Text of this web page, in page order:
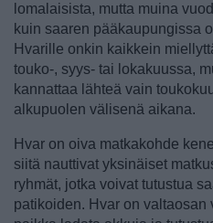
lomalaisista, mutta muina
kuin saaren pääkaupungissa
Hvarille onkin kaikkein
touko-, syys- tai lokakuussa,
kannattaa lähteä vain
alkupuolen välisenä aikana.
Hvar on oiva matkakohde
siitä nauttivat yksinäiset
ryhmät, jotka voivat tutustua
patikoiden. Hvar on valtaosan